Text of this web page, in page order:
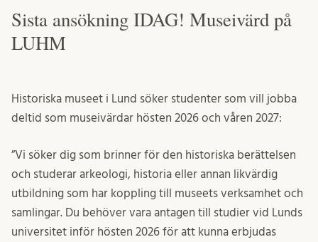
Sista ansökning IDAG! Museivärd på
LUHM
Historiska museet i Lund söker studenter som vill jobba
deltid som museivärdar hösten 2026 och våren 2027:
”Vi söker dig som brinner för den historiska berättelsen
och studerar arkeologi, historia eller annan likvärdig
utbildning som har koppling till museets verksamhet och
samlingar. Du behöver vara antagen till studier vid Lunds
universitet inför hösten 2026 för att kunna erbjudas